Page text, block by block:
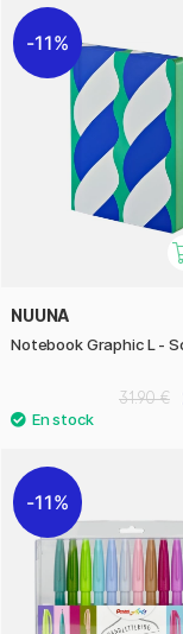
11%
NUUNA
Notebook Graphic L -
31.90 €
11%